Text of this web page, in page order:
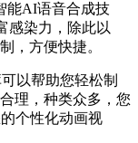
能AI语音合成技
感染力，除此以
，方便快捷。
以帮助您轻松制
理，种类众多，您
个性化动画视